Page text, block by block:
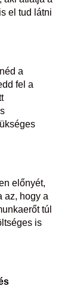
el tud látni
a
fel a
előnyét,
az, hogy a
túl
is